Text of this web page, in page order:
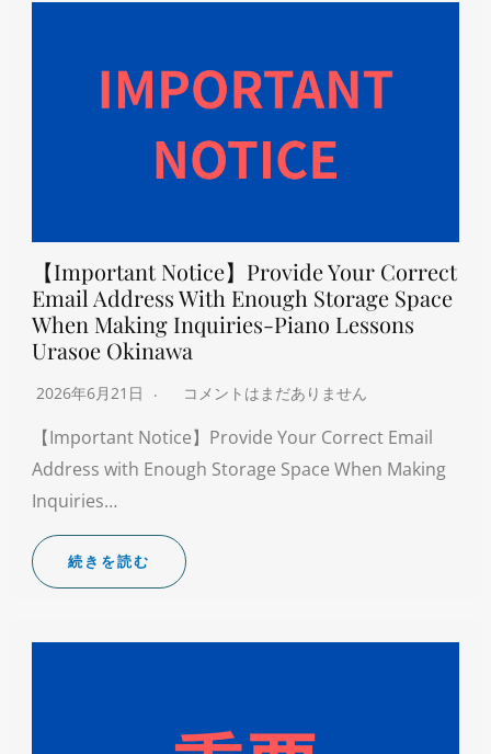
【Important Notice】Provide Your Correct
Email Address With Enough Storage Space
When Making Inquiries-Piano Lessons
Urasoe Okinawa
2026年6月21日 コメントはまだありません
【Important Notice】Provide Your Correct Email
Address with Enough Storage Space When Making
Inquiries…
続きを読む